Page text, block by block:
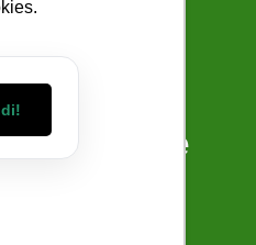
Você
Diariamente